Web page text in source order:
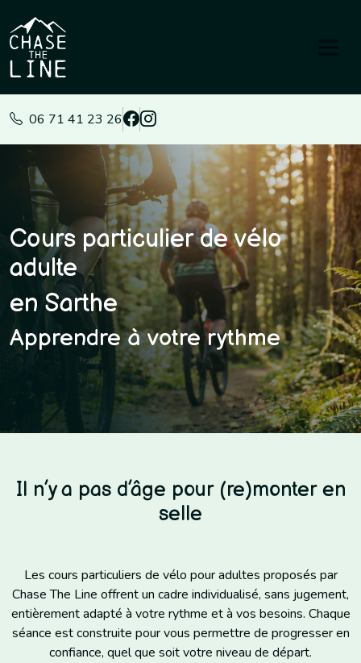
06 71 41 23 26
Cours particulier de vélo
adulte
en Sarthe
Apprendre à votre rythme
Il n’y a pas d’âge pour (re)monter en
selle
Les cours particuliers de vélo pour adultes proposés par
Chase The Line offrent un cadre individualisé, sans jugement,
entièrement adapté à votre rythme et à vos besoins. Chaque
séance est construite pour vous permettre de progresser en
confiance, quel que soit votre niveau de départ.